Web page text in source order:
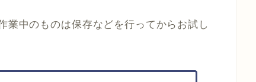
業中のものは保存などを行ってからお試し